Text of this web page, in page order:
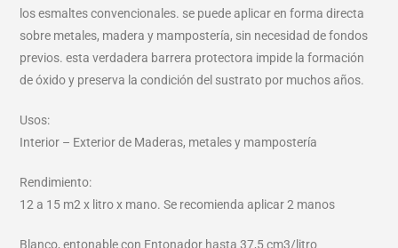
los esmaltes convencionales. se puede aplicar en forma directa
sobre metales, madera y mampostería, sin necesidad de fondos
previos. esta verdadera barrera protectora impide la formación
de óxido y preserva la condición del sustrato por muchos años.
Usos:
Interior – Exterior de Maderas, metales y mampostería
Rendimiento:
12 a 15 m2 x litro x mano. Se recomienda aplicar 2 manos
Blanco, entonable con Entonador hasta 37,5 cm3/litro